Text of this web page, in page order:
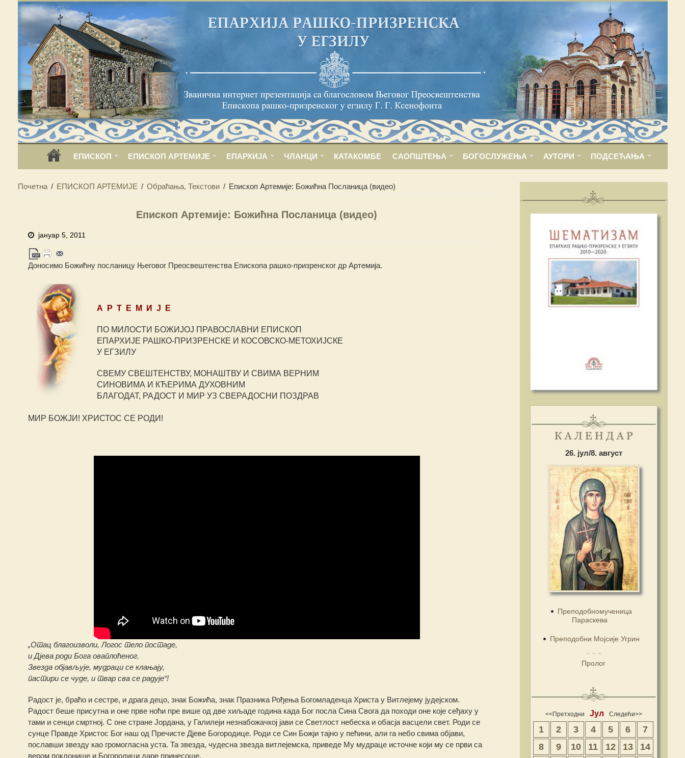
ЕПИСКОП ЕПИСКОП АРТЕМИЈЕ ЕПАРХИЈА ЧЛАНЦИ КАТАКОМБЕ САОПШТЕЊА БОГОСЛУЖЕЊА АУТОРИ ПОДСЕЋАЊА
Почетна / ЕПИСКОП АРТЕМИЈЕ / Обраћања, Текстови / Епископ Артемије: Божићна Посланица (видео)
Епископ Артемије: Божићна Посланица (видео)
јануар 5, 2011
Доносимо Божићну посланицу Његовог Преосвештенства Епископа рашко-призренског др Артемија.
А Р Т Е М И Ј Е
ПО МИЛОСТИ БОЖИЈОЈ ПРАВОСЛАВНИ ЕПИСКОП
ЕПАРХИЈЕ РАШКО-ПРИЗРЕНСКЕ И КОСОВСКО-МЕТОХИЈСКЕ
У ЕГЗИЛУ
СВЕМУ СВЕШТЕНСТВУ, МОНАШТВУ И СВИМА ВЕРНИМ
СИНОВИМА И КЋЕРИМА ДУХОВНИМ
БЛАГОДАТ, РАДОСТ И МИР УЗ СВЕРАДОСНИ ПОЗДРАВ
МИР БОЖЈИ! ХРИСТОС СЕ РОДИ!
„Отац благоизволи, Логос тело постаде,
и Дјева роди Бога оваплоћеног.
Звезда објављује, мудраци се клањају,
пастири се чуде, и твар сва се радује“!
Радост је, браћо и сестре, и драга децо, знак Божића, знак Празника Рођења Богомладенца Христа у Витлејему јудејском.
Радост беше присутна и оне прве ноћи пре више од две хиљаде година када Бог посла Сина Свога да походи оне које сеђаху у
тами и сенци смртној. С оне стране Јордана, у Галилеји незнабожачкој јави се Светлост небеска и обасја васцели свет. Роди се
сунце Правде Христос Бог наш од Пречисте Дјеве Богородице. Роди се Син Божји тајно у пећини, али га небо свима објави,
пославши звезду као громогласна уста. Та звезда, чудесна звезда витлејемска, приведе Му мудраце источне који му се први са
вером поклонише и Богородици даре принесоше.
26. јул/8. август
Преподобномученица
Параскева
Преподобни Мојсије Угрин
Пролог
<<Претходни Јул Следећи>>
1 2 3 4 5 6
7
8
9 10 11 12 13
14